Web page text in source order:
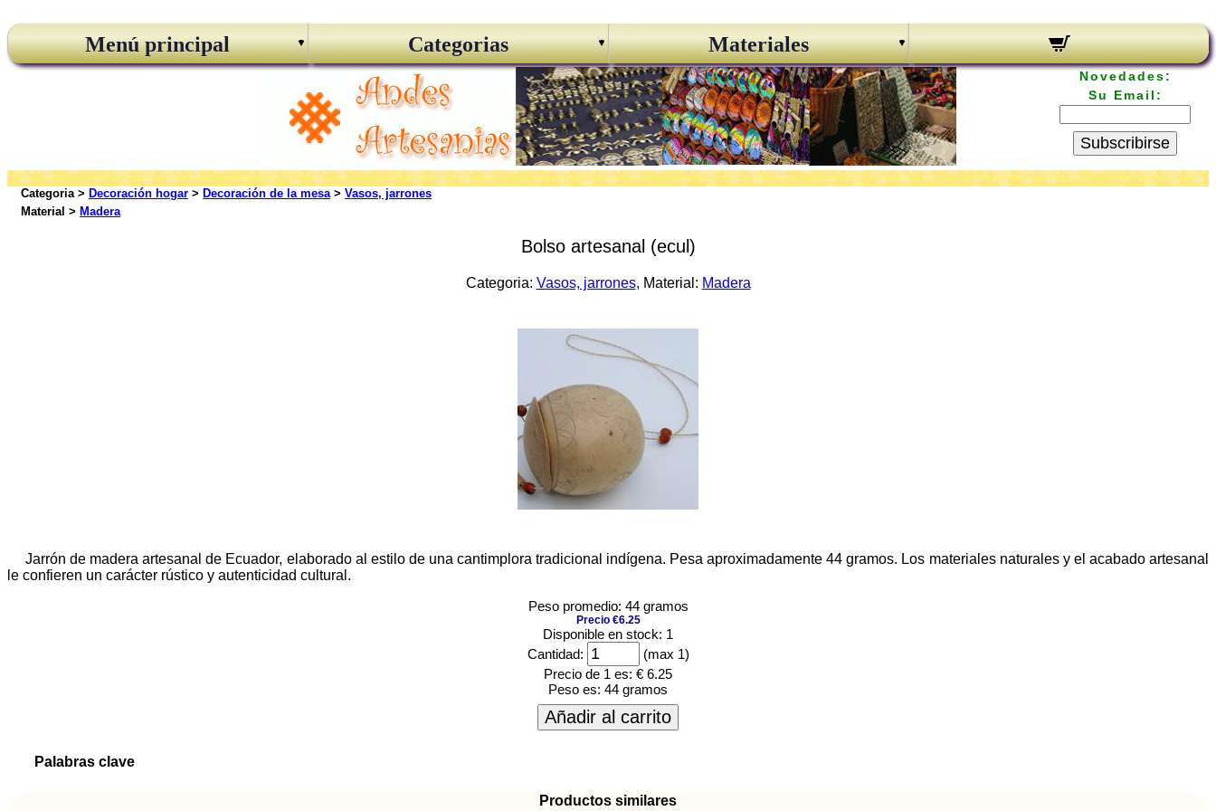
Menú principal Categorias Materiales
Novedades:
Su Email:
Subscribirse
Categoria > Decoración hogar > Decoración de la mesa> Vasos, jarrones
Material > Madera
Bolso artesanal (ecul)
Categoria: Vasos, jarrones, Material: Madera
Jarrón de madera artesanal de Ecuador, elaborado al estilo de una cantimplora tradicional indígena. Pesa aproximadamente 44 gramos. Los materiales naturales y el acabado artesanal
le confieren un carácter rústico y autenticidad cultural.
Peso promedio: 44 gramos
Precio €6.25
Disponible en stock: 1
Cantidad:
(max 1)
Precio de 1 es: € 6.25
Peso es: 44 gramos
Añadir al carrito
Palabras clave
Productos similares